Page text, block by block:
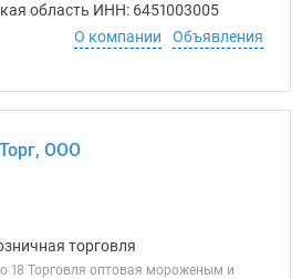
область ИНН: 6451003005
О компании
Объявления
ООО
торговля
18 Торговля оптовая мороженым и